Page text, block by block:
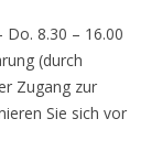
Do. 8.30 – 16.00
(durch
Zugang zur
Sie sich vor